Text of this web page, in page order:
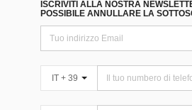
ISCRIVITI ALLA NOSTRA
POSSIBILE ANNULLARE LA
IT + 39